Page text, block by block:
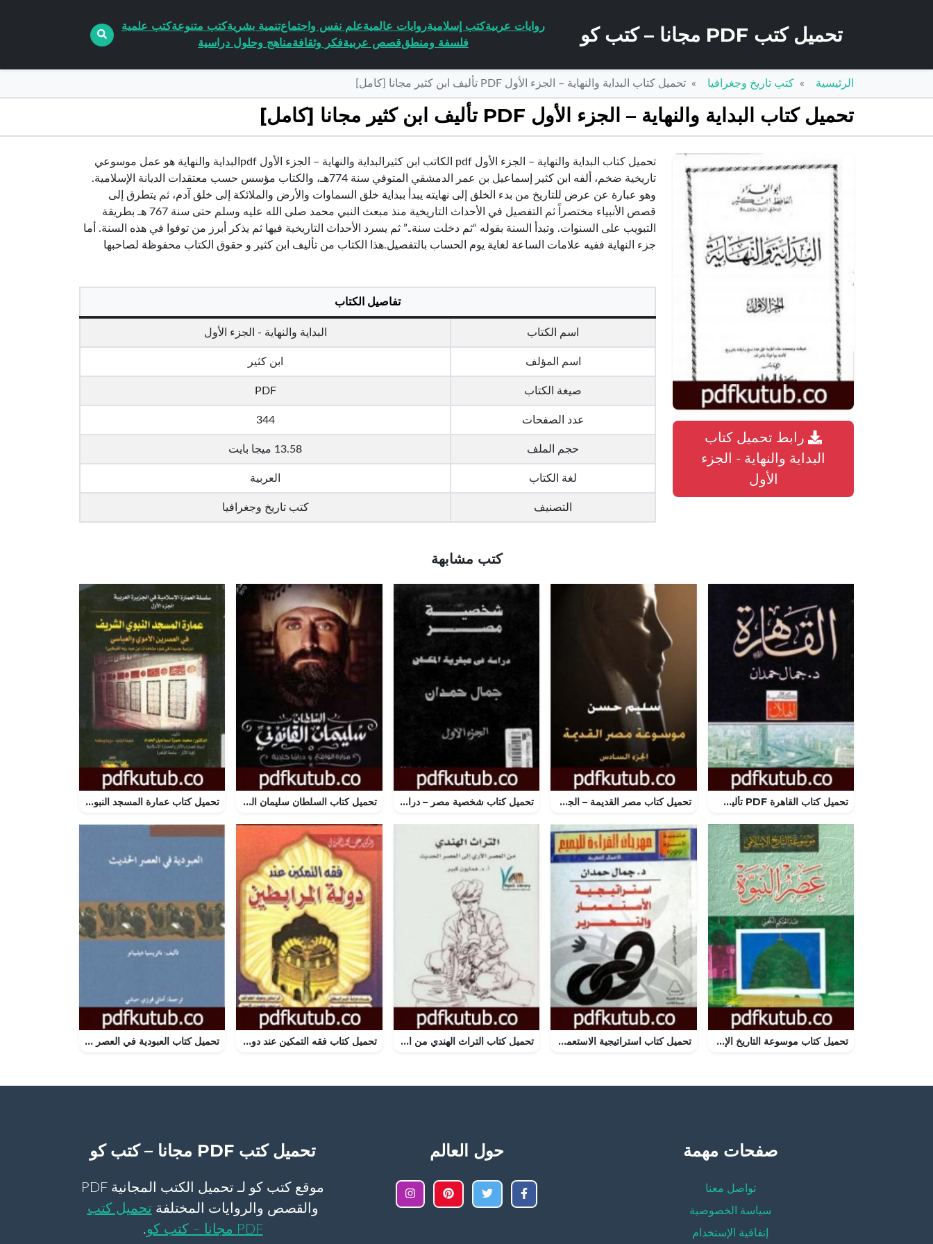
تحميل كتب PDF مجانا – كتب كو روايات عربيةكتب إسلاميةروايات عالميةعلم نفس واجتماعتنمية بشريةكتب متنوعةكتب علمية
فلسفة ومنطققصص عربيةفكر وثقافةمناهج وحلول دراسية
الرئيسية كتب تاريخ وجغرافيا تحميل كتاب البداية والنهاية – الجزء الأول PDF تأليف ابن كثير مجانا [كامل]
تحميل كتاب البداية والنهاية – الجزء الأول PDF تأليف ابن كثير مجانا [كامل]
رابط تحميل كتاب
البداية والنهاية - الجزء
الأول
تحميل كتاب البداية والنهاية – الجزء الأول pdf الكاتب ابن كثيرالبداية والنهاية – الجزء الأول pdfالبداية والنهاية هو عمل موسوعي
تاريخية ضخم، ألفه ابن كثير إسماعيل بن عمر الدمشقي المتوفي سنة 774هـ، والكتاب مؤسس حسب معتقدات الديانة الإسلامية.
وهو عبارة عن عرض للتاريخ من بدء الخلق إلى نهايته يبدأ ببداية خلق السماوات والأرض والملائكة إلى خلق آدم، ثم يتطرق إلى
قصص الأنبياء مختصراً ثم التفصيل في الأحداث التاريخية منذ مبعث النبي محمد صلى الله عليه وسلم حتى سنة 767 هـ بطريقة
التبويب على السنوات. وتبدأ السنة بقوله “ثم دخلت سنة..” ثم يسرد الأحداث التاريخية فيها ثم يذكر أبرز من توفوا في هذه السنة. أما
جزء النهاية ففيه علامات الساعة لغاية يوم الحساب بالتفصيل.هذا الكتاب من تأليف ابن كثير و حقوق الكتاب محفوظة لصاحبها
تفاصيل الكتاب
اسم الكتاب البداية والنهاية - الجزء الأول
اسم المؤلف ابن كثير
صيغة الكتاب PDF
عدد الصفحات 344
حجم الملف 13.58 ميجا بايت
لغة الكتاب العربية
التصنيف كتب تاريخ وجغرافيا
كتب مشابهة
تحميل كتاب القاهرة PDF تأليف جمال حمدان مجانا [كامل] تحميل كتاب مصر القديمة – الجزء السادس – عصر رعمسيس الثاني وقيام الإمبراطورية الثانية PDF تأليف سليم حسن مجانا [كامل] تحميل كتاب شخصية مصر – دراسة في عبقرية المكان – الجزء الأول PDF تأليف جمال حمدان مجانا [كامل] تحميل كتاب السلطان سليمان القانوني – مرارة الواقع و دراما كاذبة PDF تأليف صلاح أبو دية مجانا [كامل] تحميل كتاب عمارة المسجد النبوي الشريف في العصرين الأموي والعباسي PDF تأليف محمد حمزة إسماعيل الحداد مجانا [كامل]
تحميل كتاب موسوعة التاريخ الإسلامي – عصر النبوة PDF تأليف عبد الحكيم الكعبي مجانا [كامل] تحميل كتاب استراتيجية الاستعمار والتحرير PDF تأليف جمال حمدان مجانا [كامل] تحميل كتاب التراث الهندي من العصر الآري إلى العصر الحديث PDF تأليف همايون كبير مجانا [كامل] تحميل كتاب فقه التمكين عند دولة المرابطين PDF تأليف علي محمد الصلابي مجانا [كامل] تحميل كتاب العبودية في العصر الحديث PDF تأليف باتريسيا ديلبيانو مجانا [كامل]
صفحات مهمة
تواصل معنا
سياسة الخصوصية
إتفاقية الإستخدام
حول العالم تحميل كتب PDF مجانا – كتب كو
موقع كتب كو لـ تحميل الكتب المجانية PDF
والقصص والروايات المختلفة تحميل كتب
PDF مجانا – كتب كو
.